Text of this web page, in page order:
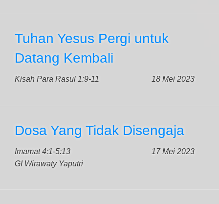
Tuhan Yesus Pergi untuk
Datang Kembali
Kisah Para Rasul 1:9-11 18 Mei 2023
Dosa Yang Tidak Disengaja
Imamat 4:1-5:13
17 Mei 2023
GI Wirawaty Yaputri